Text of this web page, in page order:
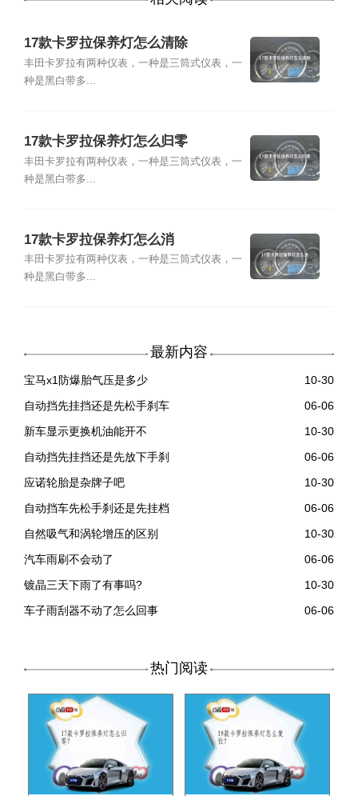
17款卡罗拉保养灯怎么清除
丰田卡罗拉有两种仪表，一种是三筒式仪表，一
种是黑白带多...
17款卡罗拉保养灯怎么归零
丰田卡罗拉有两种仪表，一种是三筒式仪表，一
种是黑白带多...
17款卡罗拉保养灯怎么消
丰田卡罗拉有两种仪表，一种是三筒式仪表，一
种是黑白带多...
最新内容
宝马x1防爆胎气压是多少
10-30
自动挡先挂挡还是先松手刹车
06-06
新车显示更换机油能开不
10-30
自动挡先挂挡还是先放下手刹
06-06
应诺轮胎是杂牌子吧
10-30
自动挡车先松手刹还是先挂档
06-06
自然吸气和涡轮增压的区别
10-30
汽车雨刷不会动了
06-06
镀晶三天下雨了有事吗?
10-30
车子雨刮器不动了怎么回事
06-06
热门阅读